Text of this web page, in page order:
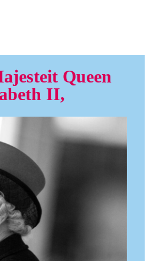
Queen
II,